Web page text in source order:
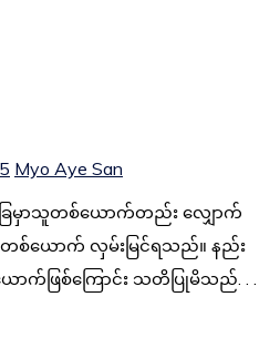
Myo Aye San
ေမှာသူတစ်‌ယောက်တည်း ‌လျှောက်
စ်ယောက် လှမ်းမြင်ရသည်။ နည်း
ာက်ဖြစ်ကြောင်း သတိပြုမိသည်. . .